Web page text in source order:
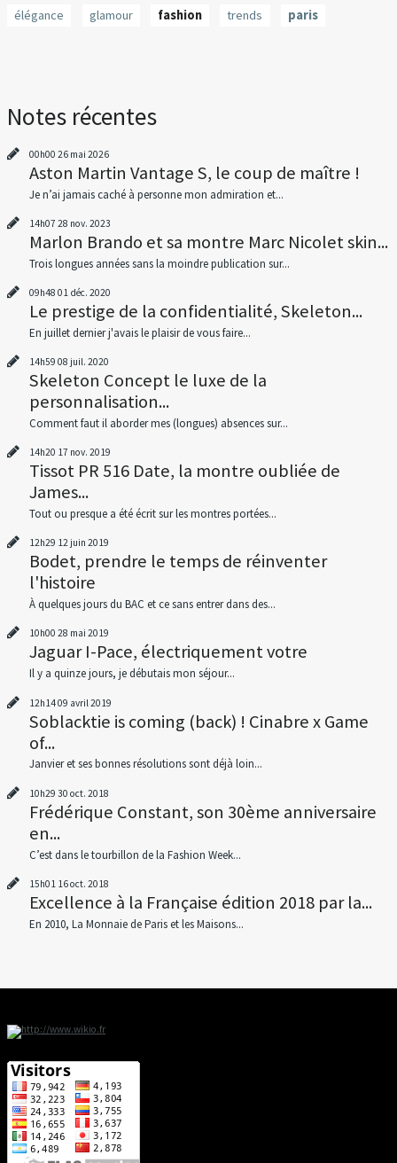
élégance
glamour fashion trends paris
Notes récentes
00h00 26 mai 2026
Aston Martin Vantage S, le coup de maître !
Je n’ai jamais caché à personne mon admiration et...
14h07 28 nov. 2023
Marlon Brando et sa montre Marc Nicolet skin...
Trois longues années sans la moindre publication sur...
09h48 01 déc. 2020
Le prestige de la confidentialité, Skeleton...
En juillet dernier j'avais le plaisir de vous faire...
14h59 08 juil. 2020
Skeleton Concept le luxe de la
personnalisation...
Comment faut il aborder mes (longues) absences sur...
14h20 17 nov. 2019
Tissot PR 516 Date, la montre oubliée de
James...
Tout ou presque a été écrit sur les montres portées...
12h29 12 juin 2019
Bodet, prendre le temps de réinventer
l'histoire
À quelques jours du BAC et ce sans entrer dans des...
10h00 28 mai 2019
Jaguar I-Pace, électriquement votre
Il y a quinze jours, je débutais mon séjour...
12h1409 avril 2019
Soblacktie is coming (back) ! Cinabre x Game
of...
Janvier et ses bonnes résolutions sont déjà loin...
10h29 30 oct. 2018
Frédérique Constant, son 30ème anniversaire
en...
C’est dans le tourbillon de la Fashion Week...
15h01 16oct. 2018
Excellence à la Française édition 2018 par la...
En 2010, La Monnaie de Paris et les Maisons...